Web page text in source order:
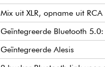
Mix uit XLR, opname uit RCA
Geïntegreerde Bluetooth
Geïntegreerde Alesis